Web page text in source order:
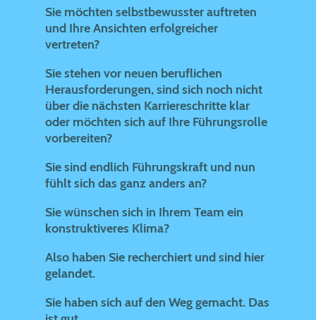
Sie möchten selbstbewusster auftreten
und Ihre Ansichten erfolgreicher
vertreten?
Sie stehen vor neuen beruflichen
Herausforderungen, sind sich noch nicht
über die nächsten Karriereschritte klar
oder möchten sich auf Ihre Führungsrolle
vorbereiten?
Sie sind endlich Führungskraft und nun
fühlt sich das ganz anders an?
Sie wünschen sich in Ihrem Team ein
konstruktiveres Klima?
Also haben Sie recherchiert und sind hier
gelandet.
Sie haben sich auf den Weg gemacht. Das